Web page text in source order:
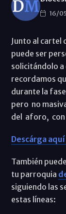
16/
Junto al cartel
puede ser
solicitándolo a
recordamos
durante la
pero no
del aforo, con
Descárga
También
tu parroquia
siguiendo las
estas líneas: